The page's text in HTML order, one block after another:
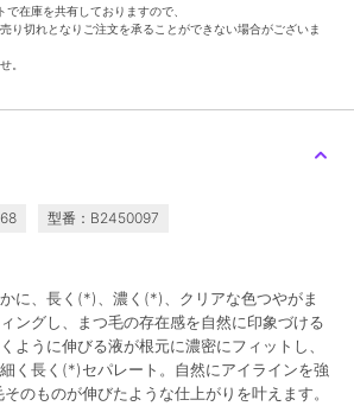
在庫を共有しておりますので、
り切れとなりご注文を承ることができない場合がございま
。
型番：B2450097
に、長く(*)、濃く(*)、クリアな色つやがま
ングし、まつ毛の存在感を自然に印象づける
ように伸びる液が根元に濃密にフィットし、
く長く(*)セパレート。自然にアイラインを強
のものが伸びたような仕上がりを叶えます。